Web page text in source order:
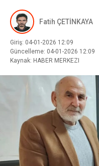
Fatih ÇETİNKAYA
Giriş: 04-01-2026 12:09
Güncelleme: 04-01-2026 12:09
Kaynak: HABER MERKEZI